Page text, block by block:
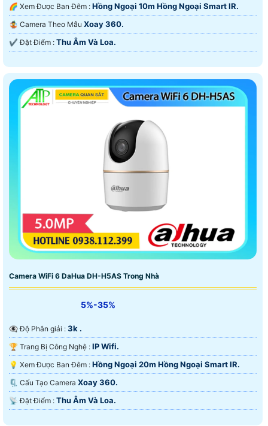
🌈 Xem Được Ban Đêm : Hồng Ngoại 10m Hồng Ngoại Smart IR.
🤹 Camera Theo Mẫu Xoay 360.
️✔️ Đặt Điểm : Thu Âm Và Loa.
Camera WiFi 6 DaHua DH-H5AS Trong Nhà
5%-35%
👁️‍🗨 Độ Phân giải : 3k .
🏆 Trang Bị Công Nghệ : IP Wifi.
💡 Xem Được Ban Đêm : Hồng Ngoại 20m Hồng Ngoại Smart IR.
🗜️ Cấu Tạo Camera Xoay 360.
️📡 Đặt Điểm : Thu Âm Và Loa.